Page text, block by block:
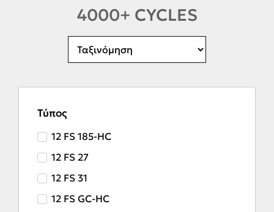
4000+ CYCLES
Τύπος
12 FS 185-HC
12 FS 27
12 FS 31
12 FS GC-HC